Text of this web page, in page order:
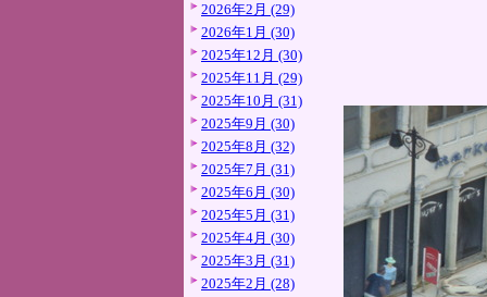
2026年2月 (29)
2026年1月 (30)
2025年12月 (30)
2025年11月 (29)
2025年10月 (31)
2025年9月 (30)
2025年8月 (32)
2025年7月 (31)
2025年6月 (30)
2025年5月 (31)
2025年4月 (30)
2025年3月 (31)
2025年2月 (28)